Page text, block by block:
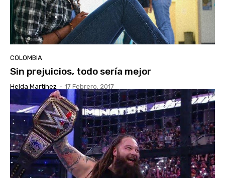
COLOMBIA
Sin prejuicios, todo sería mejor
Helda Martínez - 17 Febrero, 2017